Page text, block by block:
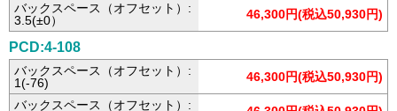
バックスペース（オフセット）:
3.5(±0）
46,300円(税込50,930円)
PCD:4-108
バックスペース（オフセット）:
1(-76)
46,300円(税込50,930円)
バックスペース（オフセット）: